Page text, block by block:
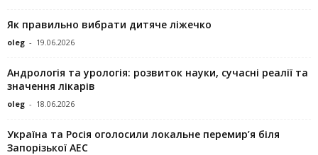
Як правильно вибрати дитяче ліжечко
oleg - 19.06.2026
Андрологія та урологія: розвиток науки, сучасні реалії та
значення лікарів
oleg - 18.06.2026
Україна та Росія оголосили локальне перемир’я біля
Запорізької АЕС